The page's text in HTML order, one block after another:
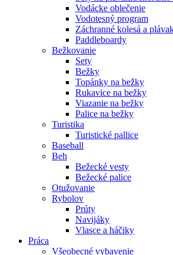
Vodácke oblečenie
Vodotesný program
Záchranné kolesá a
Paddleboardy
Bežkovanie
Sety
Bežky
Topánky na bežky
Rukavice na bežky
Viazanie na bežky
Palice na bežky
Turistika
Turistické pallice
Baseball
Beh
Bežecké vesty
Bežecké palice
Otužovanie
Rybolov
Prúty
Navijáky
Vlasce a háčiky
Práca
Všeobecné vybavenie